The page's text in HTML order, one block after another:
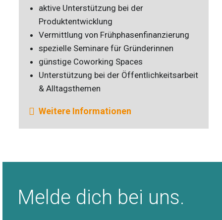
aktive Unterstützung bei der
Produktentwicklung
Vermittlung von Frühphasenfinanzierung
spezielle Seminare für Gründerinnen
günstige Coworking Spaces
Unterstützung bei der Öffentlichkeitsarbeit
& Alltagsthemen
Weitere Informationen
Melde dich bei uns.